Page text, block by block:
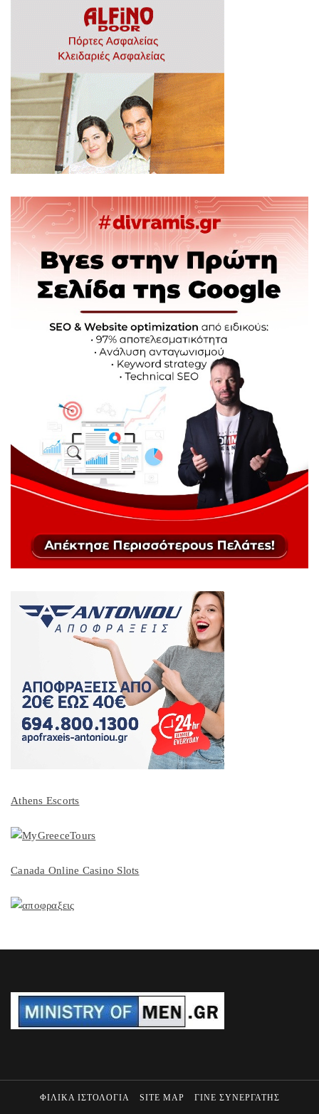
Athens Escorts
Canada Online Casino Slots
ΦΙΛΙΚΑ ΙΣΤΟΛΟΓΙΑ SITE MAP ΓΙΝΕ ΣΥΝΕΡΓΑΤΗΣ